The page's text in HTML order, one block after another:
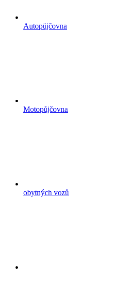
Autopůjčovna
Motopůjčovna
obytných vozů